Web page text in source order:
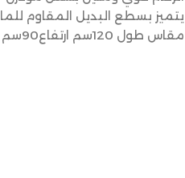
يتميز بسطع البديل المقاوم للما
مقاس طول 120سم ارتفاع90سم